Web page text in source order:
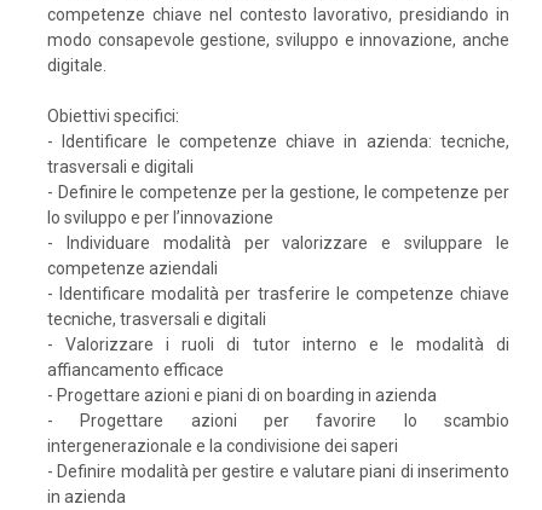
competenze chiave nel contesto lavorativo, presidiando in
modo consapevole gestione, sviluppo e innovazione, anche
digitale.
Obiettivi specifici:
- Identificare le competenze chiave in azienda: tecniche,
trasversali e digitali
- Definire le competenze per la gestione, le competenze per
lo sviluppo e per l’innovazione
- Individuare modalità per valorizzare e sviluppare le
competenze aziendali
- Identificare modalità per trasferire le competenze chiave
tecniche, trasversali e digitali
- Valorizzare i ruoli di tutor interno e le modalità di
affiancamento efficace
- Progettare azioni e piani di on boarding in azienda
- Progettare azioni per favorire lo scambio
intergenerazionale e la condivisione dei saperi
- Definire modalità per gestire e valutare piani di inserimento
in azienda